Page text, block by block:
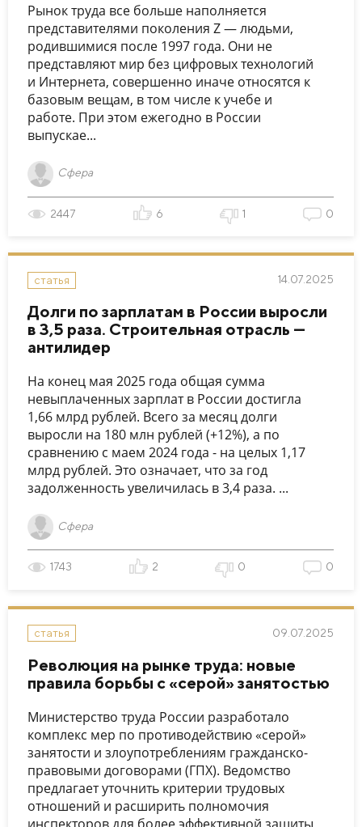
Рынок труда все больше наполняется
представителями поколения Z — людьми,
родившимися после 1997 года. Они не
представляют мир без цифровых технологий
и Интернета, совершенно иначе относятся к
базовым вещам, в том числе к учебе и
работе. При этом ежегодно в России
выпускае...
Сфера
2447 6 1 0
статья 14.07.2025
Долги по зарплатам в России выросли
в 3,5 раза. Строительная отрасль —
антилидер
На конец мая 2025 года общая сумма
невыплаченных зарплат в России достигла
1,66 млрд рублей. Всего за месяц долги
выросли на 180 млн рублей (+12%), а по
сравнению с маем 2024 года - на целых 1,17
млрд рублей. Это означает, что за год
задолженность увеличилась в 3,4 раза. ...
Сфера
1743 2 0 0
статья 09.07.2025
Революция на рынке труда: новые
правила борьбы с «серой» занятостью
Министерство труда России разработало
комплекс мер по противодействию «серой»
занятости и злоупотреблениям гражданско-
правовыми договорами (ГПХ). Ведомство
предлагает уточнить критерии трудовых
отношений и расширить полномочия